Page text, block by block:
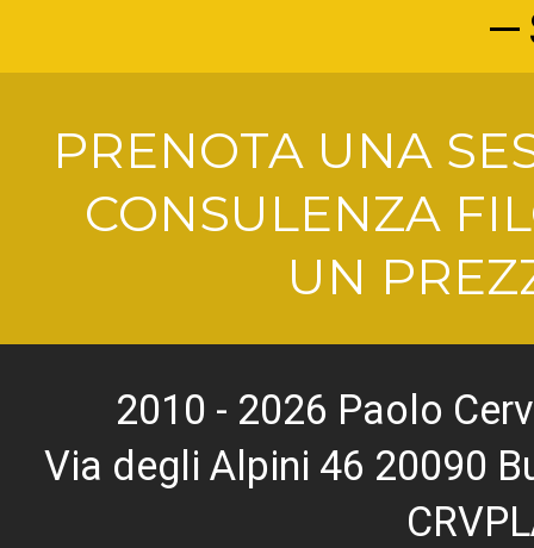
PRENOTA UNA
CONSULENZA
UN
2010 - 2026 Paolo
Via degli Alpini 46 20090